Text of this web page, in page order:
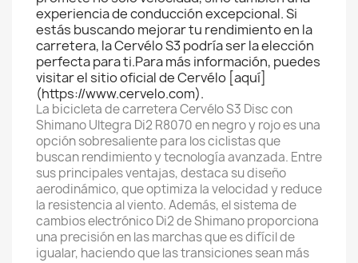
experiencia de conducción excepcional. Si
estás buscando mejorar tu rendimiento en la
carretera, la Cervélo S3 podría ser la elección
perfecta para ti.Para más información, puedes
visitar el sitio oficial de Cervélo [aquí]
(https://www.cervelo.com).
La bicicleta de carretera Cervélo S3 Disc con
Shimano Ultegra Di2 R8070 en negro y rojo es una
opción sobresaliente para los ciclistas que
buscan rendimiento y tecnología avanzada. Entre
sus principales ventajas, destaca su diseño
aerodinámico, que optimiza la velocidad y reduce
la resistencia al viento. Además, el sistema de
cambios electrónico Di2 de Shimano proporciona
una precisión en las marchas que es difícil de
igualar, haciendo que las transiciones sean más